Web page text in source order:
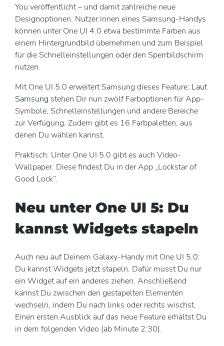
You veröffentlicht – und damit zahlreiche neue
Designoptionen. Nutzer:innen eines Samsung-Handys
können unter One UI 4.0 etwa bestimmte Farben aus
einem Hintergrundbild übernehmen und zum Beispiel
für die Schnelleinstellungen oder den Sperrbildschirm
nutzen.
Mit One UI 5.0 erweitert Samsung dieses Feature: Laut
Samsung stehen Dir nun zwölf Farboptionen für App-
Symbole, Schnelleinstellungen und andere Bereiche
zur Verfügung. Zudem gibt es 16 Farbpaletten, aus
denen Du wählen kannst.
Praktisch: Unter One UI 5.0 gibt es auch Video-
Wallpaper. Diese findest Du in der App „Lockstar of
Good Lock”.
Neu unter One UI 5: Du
kannst Widgets stapeln
Auch neu auf Deinem Galaxy-Handy mit One UI 5.0:
Du kannst Widgets jetzt stapeln. Dafür musst Du nur
ein Widget auf ein anderes ziehen. Anschließend
kannst Du zwischen den gestapelten Elementen
wechseln, indem Du nach links oder rechts wischst.
Einen ersten Ausblick auf das neue Feature erhältst Du
in dem folgenden Video (ab Minute 2:30).